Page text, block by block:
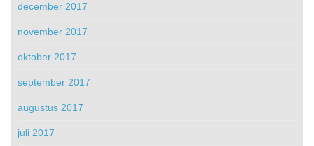
december 2017
november 2017
oktober 2017
september 2017
augustus 2017
juli 2017